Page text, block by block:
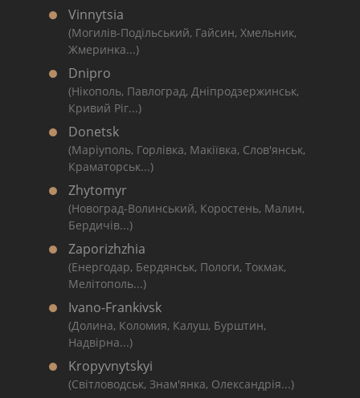
Vinnytsia
(Могилів-Подільський, Гайсин, Хмельник,
Жмеринка...)
Dnipro
(Нікополь, Павлоград, Дніпродзержинськ,
Кривий Ріг...)
Donetsk
(Маріуполь, Горлівка, Макіївка, Слов'янськ,
Краматорськ...)
Zhytomyr
(Новоград-Волинський, Коростень, Малин,
Бердичів...)
Zaporizhzhia
(Енергодар, Бердянськ, Пологи, Токмак,
Мелітополь...)
Ivano-Frankivsk
(Долина, Коломия, Калуш, Бурштин,
Надвірна...)
Kropyvnytskyi
(Світловодськ, Знам'янка, Олександрія...)